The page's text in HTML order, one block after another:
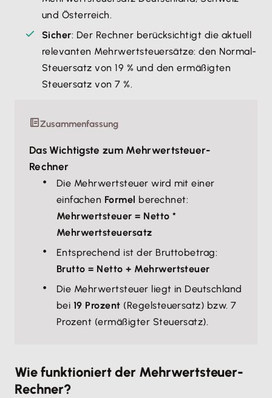
und Österreich.
Sicher: Der Rechner berücksichtigt die aktuell
relevanten Mehrwertsteuersätze: den Normal-
Steuersatz von 19 % und den ermäßigten
Steuersatz von 7 %.
Zusammenfassung
Das Wichtigste zum Mehrwertsteuer-
Rechner
Die Mehrwertsteuer wird mit einer
einfachen Formel berechnet:
Mehrwertsteuer = Netto *
Mehrwertsteuersatz
Entsprechend ist der Bruttobetrag:
Brutto = Netto + Mehrwertsteuer
Die Mehrwertsteuer liegt in Deutschland
bei 19 Prozent (Regelsteuersatz) bzw. 7
Prozent (ermäßigter Steuersatz).
Wie funktioniert der Mehrwertsteuer-
Rechner?